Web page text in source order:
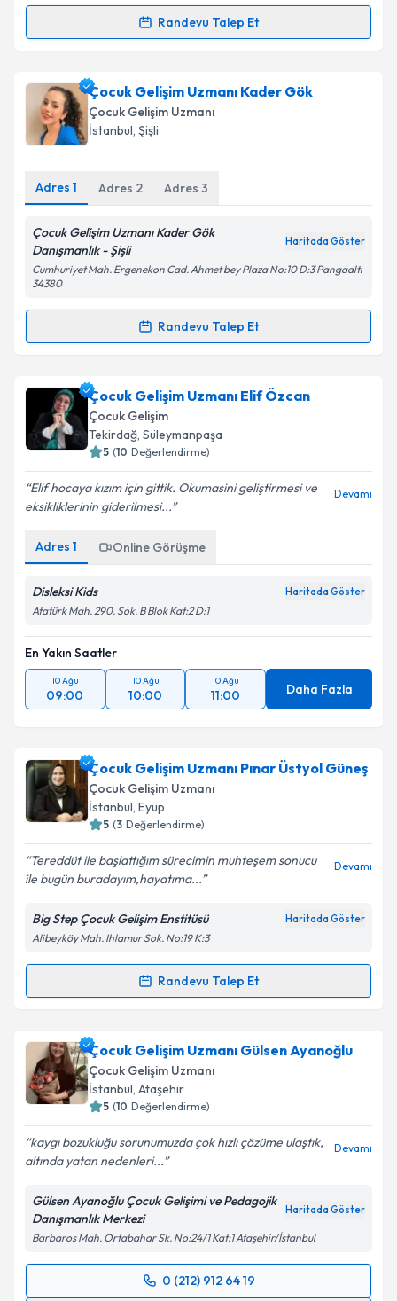
Randevu Talep Et
Randevu Takvimi Talebi
Çocuk Gelişim Uzmanı Fatma Karahaniçin
randevu takvimi talebi oluşturun. Size bu uzmandan
randevu almanız için bir takvim hazırlandığında e-
posta ile bilgilendireceğiz.
Kişisel verilerimin işlenmesine ilişkinAydınlatma
Çocuk Gelişim Uzmanı Kader Gök
Çocuk Gelişim Uzmanı
İstanbul, Şişli
Adres 1 Adres 2 Adres 3
Çocuk Gelişim Uzmanı Kader Gök
Danışmanlık - Şişli
Haritada Göster
Cumhuriyet Mah. Ergenekon Cad. Ahmet bey Plaza No:10 D:3 Pangaaltı
34380
Randevu Talep Et
Randevu Takvimi Talebi
Çocuk Gelişim Uzmanı Kader Gökiçin randevu
takvimi talebi oluşturun. Size bu uzmandan randevu
almanız için bir takvim hazırlandığında e-posta ile
bilgilendireceğiz.
E-posta Adresiniz
Kişisel verilerimin işlenmesine ilişkinAydınlatma
Metni
'ni okudum ve kişisel verilerimin belirtilen
kapsamda işlenmesini kabul ediyorum.
Çocuk Gelişim Uzmanı Elif Özcan
Çocuk Gelişim
Tekirdağ, Süleymanpaşa
5 (10 Değerlendirme)
Elif hocaya kızım için gittik. Okumasini geliştirmesi ve
eksikliklerinin giderilmesi...
Devamı
Adres 1 Online Görüşme
Disleksi Kids Haritada Göster
Atatürk Mah. 290. Sok. B Blok Kat:2 D:1
En Yakın Saatler
10 Ağu
09:00
10 Ağu
10:00
10 Ağu
11:00 Daha Fazla
Çocuk Gelişim Uzmanı Pınar Üstyol Güneş
Çocuk Gelişim Uzmanı
İstanbul, Eyüp
5 (3 Değerlendirme)
Tereddüt ile başlattığım sürecimin muhteşem sonucu
ile bugün buradayım,hayatıma...
Devamı
Big Step Çocuk Gelişim Enstitüsü Haritada Göster
Alibeyköy Mah. Ihlamur Sok. No:19 K:3
Randevu Talep Et
Randevu Takvimi Talebi
Çocuk Gelişim Uzmanı Pınar Üstyol Güneşiçin
randevu takvimi talebi oluşturun. Size bu uzmandan
randevu almanız için bir takvim hazırlandığında e-
posta ile bilgilendireceğiz.
E-posta Adresiniz
Kişisel verilerimin işlenmesine ilişkin
Metni'ni okudum ve kişisel verilerimin belirtilen
kapsamda işlenmesini kabul ediyorum.
Çocuk Gelişim Uzmanı Gülsen Ayanoğlu
Çocuk Gelişim Uzmanı
İstanbul, Ataşehir
5 (10 Değerlendirme)
kaygı bozukluğu sorunumuzda çok hızlı çözüme ulaştık,
altında yatan nedenleri...
Devamı
Gülsen Ayanoğlu Çocuk Gelişimi ve Pedagojik
Danışmanlık Merkezi
Haritada Göster
Barbaros Mah. Ortabahar Sk. No:24/1 Kat:1 Ataşehir/İstanbul
0 (212) 912 64 19
Randevu Takvimi Talebi